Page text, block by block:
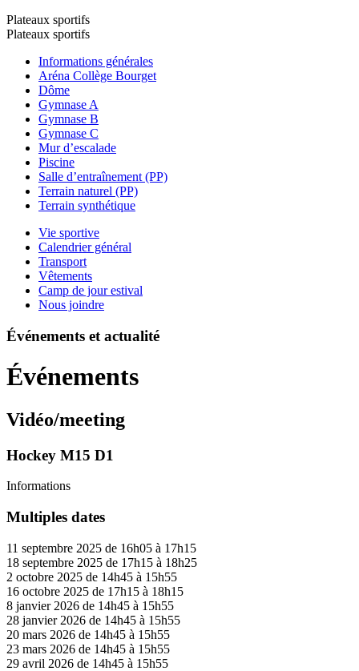
Plateaux sportifs
Plateaux sportifs
Informations générales
Aréna Collège Bourget
Dôme
Gymnase A
Gymnase B
Gymnase C
Mur d’escalade
Piscine
Salle d’entraînement (PP)
Terrain naturel (PP)
Terrain synthétique
Vie sportive
Calendrier général
Transport
Vêtements
Camp de jour estival
Nous joindre
Événements et actualité
Événements
Vidéo/meeting
Hockey M15 D1
Informations
Multiples dates
11 septembre 2025 de 16h05 à 17h15
18 septembre 2025 de 17h15 à 18h25
2 octobre 2025 de 14h45 à 15h55
16 octobre 2025 de 17h15 à 18h15
8 janvier 2026 de 14h45 à 15h55
28 janvier 2026 de 14h45 à 15h55
20 mars 2026 de 14h45 à 15h55
23 mars 2026 de 14h45 à 15h55
29 avril 2026 de 14h45 à 15h55